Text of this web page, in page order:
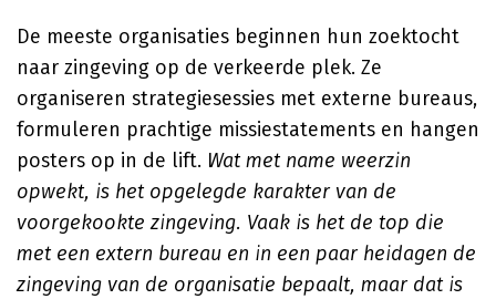
De meeste organisaties beginnen hun zoektocht
naar zingeving op de verkeerde plek. Ze
organiseren strategiesessies met externe bureaus,
formuleren prachtige missiestatements en hangen
posters op in de lift. Wat met name weerzin
opwekt, is het opgelegde karakter van de
voorgekookte zingeving. Vaak is het de top die
met een extern bureau en in een paar heidagen de
zingeving van de organisatie bepaalt, maar dat is